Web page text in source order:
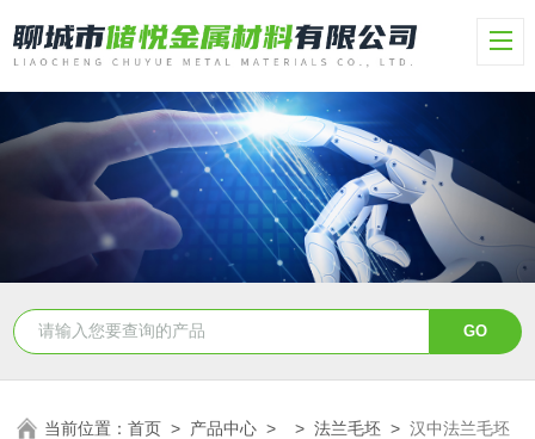
当前位置：首页 > 产品中心 > >法兰毛坯 >汉中法兰毛坯